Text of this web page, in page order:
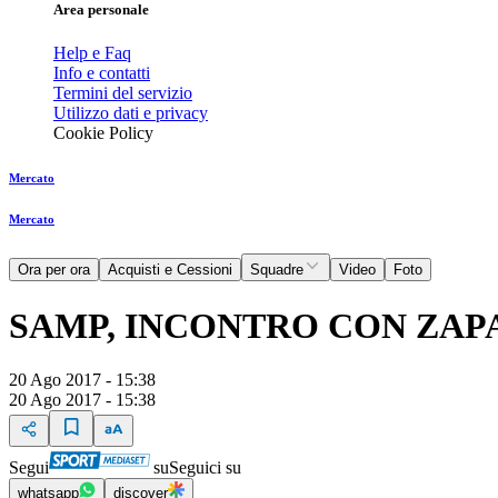
Area personale
Help e Faq
Info e contatti
Termini del servizio
Utilizzo dati e privacy
Cookie Policy
Mercato
Mercato
Ora per ora Acquisti e Cessioni Squadre Video Foto
SAMP, INCONTRO CON
20 Ago 2017 - 15:38
20 Ago 2017 - 15:38
Segui suSeguici su
whatsapp discover